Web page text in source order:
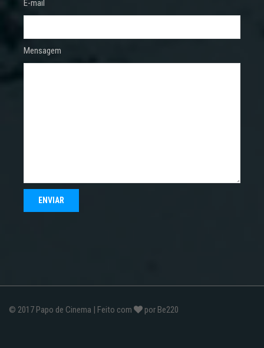
E-mail
Mensagem
© 2017 Papo de Cinema | Feito com por Be220